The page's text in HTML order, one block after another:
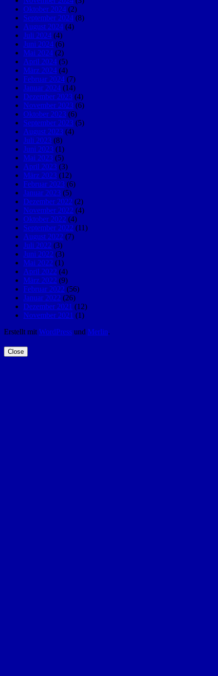
Oktober 2024 (2)
September 2024 (8)
August 2024 (4)
Juli 2024 (4)
Juni 2024 (6)
Mai 2024 (2)
April 2024 (5)
März 2024 (4)
Februar 2024 (7)
Januar 2024 (14)
Dezember 2023 (4)
November 2023 (6)
Oktober 2023 (6)
September 2023 (5)
August 2023 (4)
Juli 2023 (8)
Juni 2023 (1)
Mai 2023 (5)
April 2023 (3)
März 2023 (12)
Februar 2023 (6)
Januar 2023 (5)
Dezember 2022 (2)
November 2022 (4)
Oktober 2022 (4)
September 2022 (11)
August 2022 (7)
Juli 2022 (3)
Juni 2022 (3)
Mai 2022 (1)
April 2022 (4)
März 2022 (9)
Februar 2022 (56)
Januar 2022 (26)
Dezember 2021 (12)
November 2021 (1)
Erstellt mit WordPress und Merlin.
Close